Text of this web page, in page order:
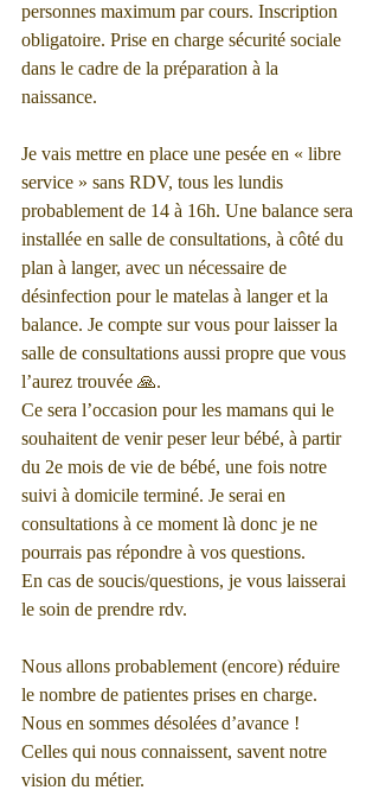
personnes maximum par cours. Inscription
obligatoire. Prise en charge sécurité sociale
dans le cadre de la préparation à la
naissance.
Je vais mettre en place une pesée en « libre
service » sans RDV, tous les lundis
probablement de 14 à 16h. Une balance sera
installée en salle de consultations, à côté du
plan à langer, avec un nécessaire de
désinfection pour le matelas à langer et la
balance. Je compte sur vous pour laisser la
salle de consultations aussi propre que vous
l’aurez trouvée 🙏.
Ce sera l’occasion pour les mamans qui le
souhaitent de venir peser leur bébé, à partir
du 2e mois de vie de bébé, une fois notre
suivi à domicile terminé. Je serai en
consultations à ce moment là donc je ne
pourrais pas répondre à vos questions.
En cas de soucis/questions, je vous laisserai
le soin de prendre rdv.
Nous allons probablement (encore) réduire
le nombre de patientes prises en charge.
Nous en sommes désolées d’avance !
Celles qui nous connaissent, savent notre
vision du métier.